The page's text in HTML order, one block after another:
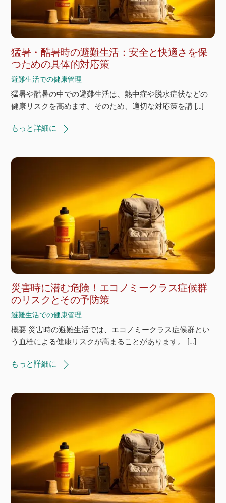
猛暑・酷暑時の避難生活：安全と快適さを保
つための具体的対応策
避難生活での健康管理
猛暑や酷暑の中での避難生活は、熱中症や脱水症状などの
健康リスクを高めます。そのため、適切な対応策を講 […]
もっと詳細に
災害時に潜む危険！エコノミークラス症候群
のリスクとその予防策
避難生活での健康管理
概要 災害時の避難生活では、エコノミークラス症候群とい
う血栓による健康リスクが高まることがあります。 […]
もっと詳細に